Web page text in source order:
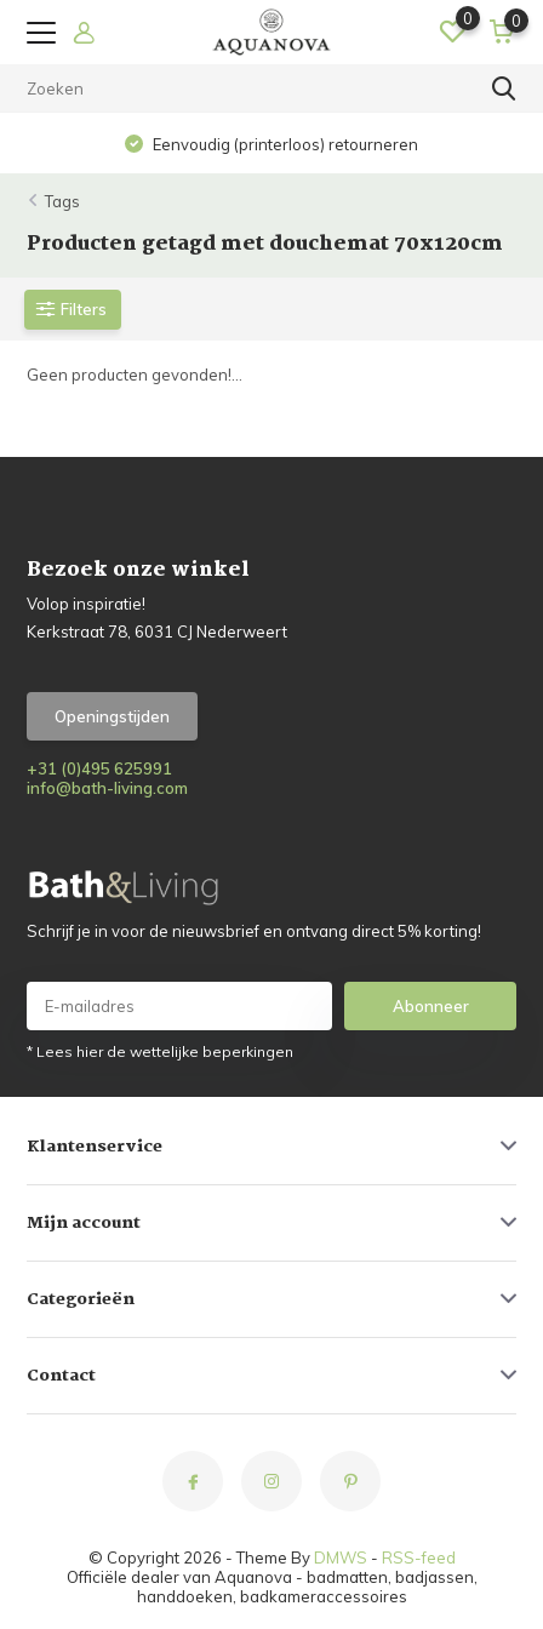
0 0
Eenvoudig (printerloos) retourneren
Tags
Producten getagd met douchemat 70x120cm
Filters
Geen producten gevonden!...
Bezoek onze winkel
Volop inspiratie!
Kerkstraat 78, 6031 CJ Nederweert
Openingstijden
+31 (0)495 625991
info@bath-living.com
Schrijf je in voor de nieuwsbrief en ontvang direct 5% korting!
Abonneer
* Lees hier de wettelijke beperkingen
Klantenservice
Mijn account
Categorieën
Contact
© Copyright 2026 - Theme By DMWS - RSS-feed
Officiële dealer van Aquanova - badmatten, badjassen,
handdoeken, badkameraccessoires